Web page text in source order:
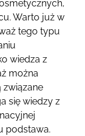
Warto już w
tego typu
wiedza z
można
związane
się wiedzy z
podstawa.